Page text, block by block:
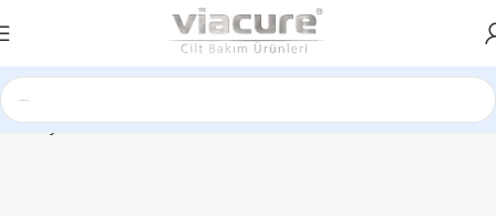
Ana Sayfa Nemlendiriciler